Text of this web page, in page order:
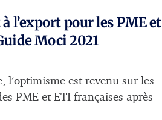
l’export pour les PME et
Moci 2021
l’optimisme est revenu sur les
PME et ETI françaises après